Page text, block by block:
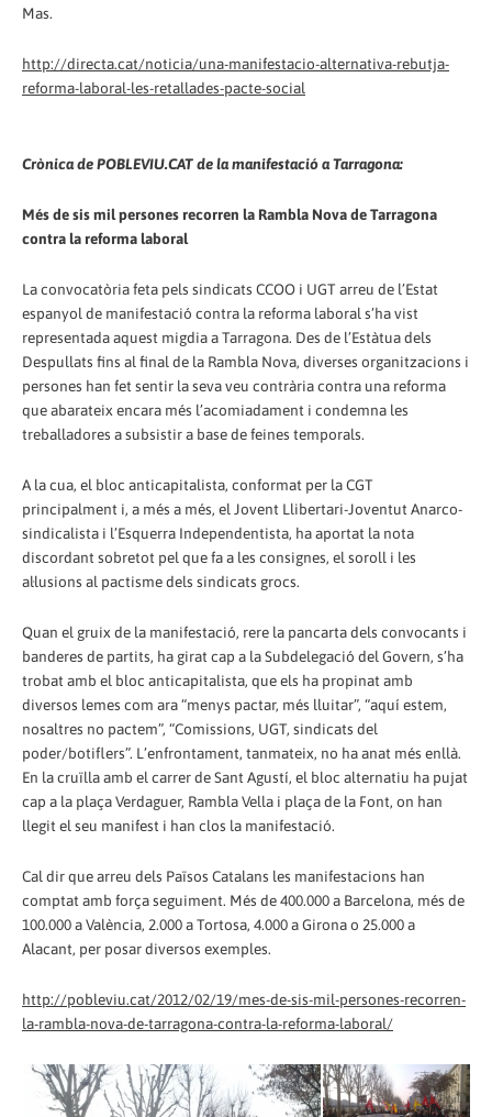
Mas.
http://directa.cat/noticia/una-manifestacio-alternativa-rebutja-
reforma-laboral-les-retallades-pacte-social
Crònica de POBLEVIU.CAT de la manifestació a Tarragona:
Més de sis mil persones recorren la Rambla Nova de Tarragona
contra la reforma laboral
La convocatòria feta pels sindicats CCOO i UGT arreu de l’Estat
espanyol de manifestació contra la reforma laboral s’ha vist
representada aquest migdia a Tarragona. Des de l’Estàtua dels
Despullats fins al final de la Rambla Nova, diverses organitzacions i
persones han fet sentir la seva veu contrària contra una reforma
que abarateix encara més l’acomiadament i condemna les
treballadores a subsistir a base de feines temporals.
A la cua, el bloc anticapitalista, conformat per la CGT
principalment i, a més a més, el Jovent Llibertari-Joventut Anarco-
sindicalista i l’Esquerra Independentista, ha aportat la nota
discordant sobretot pel que fa a les consignes, el soroll i les
al·lusions al pactisme dels sindicats grocs.
Quan el gruix de la manifestació, rere la pancarta dels convocants i
banderes de partits, ha girat cap a la Subdelegació del Govern, s’ha
trobat amb el bloc anticapitalista, que els ha propinat amb
diversos lemes com ara “menys pactar, més lluitar”, “aquí estem,
nosaltres no pactem”, “Comissions, UGT, sindicats del
poder/botiflers”. L’enfrontament, tanmateix, no ha anat més enllà.
En la cruïlla amb el carrer de Sant Agustí, el bloc alternatiu ha pujat
cap a la plaça Verdaguer, Rambla Vella i plaça de la Font, on han
llegit el seu manifest i han clos la manifestació.
Cal dir que arreu dels Països Catalans les manifestacions han
comptat amb força seguiment. Més de 400.000 a Barcelona, més de
100.000 a València, 2.000 a Tortosa, 4.000 a Girona o 25.000 a
Alacant, per posar diversos exemples.
http://pobleviu.cat/2012/02/19/mes-de-sis-mil-persones-recorren-
la-rambla-nova-de-tarragona-contra-la-reforma-laboral/